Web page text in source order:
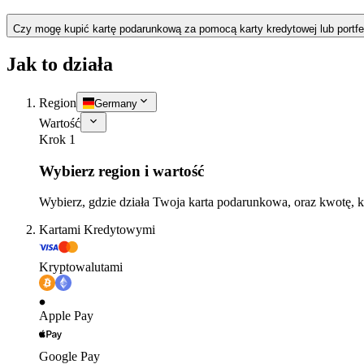
Czy mogę kupić kartę podarunkową za pomocą karty kredytowej lub
Jak to działa
Region Germany
Wartość
Krok 1
Wybierz region i wartość
Wybierz, gdzie działa Twoja karta podarunkowa, oraz kwotę,
Kartami Kredytowymi
Kryptowalutami
Apple Pay
Google Pay